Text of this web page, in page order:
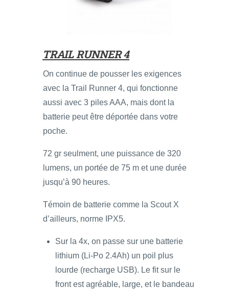
TRAIL RUNNER 4
On continue de pousser les exigences
avec la Trail Runner 4, qui fonctionne
aussi avec 3 piles AAA, mais dont la
batterie peut être déportée dans votre
poche.
72 gr seulment, une puissance de 320
lumens, un portée de 75 m et une durée
jusqu’à 90 heures.
Témoin de batterie comme la Scout X
d’ailleurs, norme IPX5.
Sur la 4x, on passe sur une batterie
lithium (Li-Po 2.4Ah) un poil plus
lourde (recharge USB). Le fit sur le
front est agréable, large, et le bandeau